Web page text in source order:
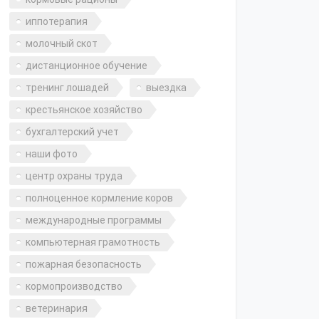
иппотерапия
молочный скот
дистанционное обучение
тренинг лошадей
выездка
крестьянское хозяйство
бухгалтерский учет
наши фото
центр охраны труда
полноценное кормление коров
международные программы
компьютерная грамотность
пожарная безопасность
кормопроизводство
ветеринария